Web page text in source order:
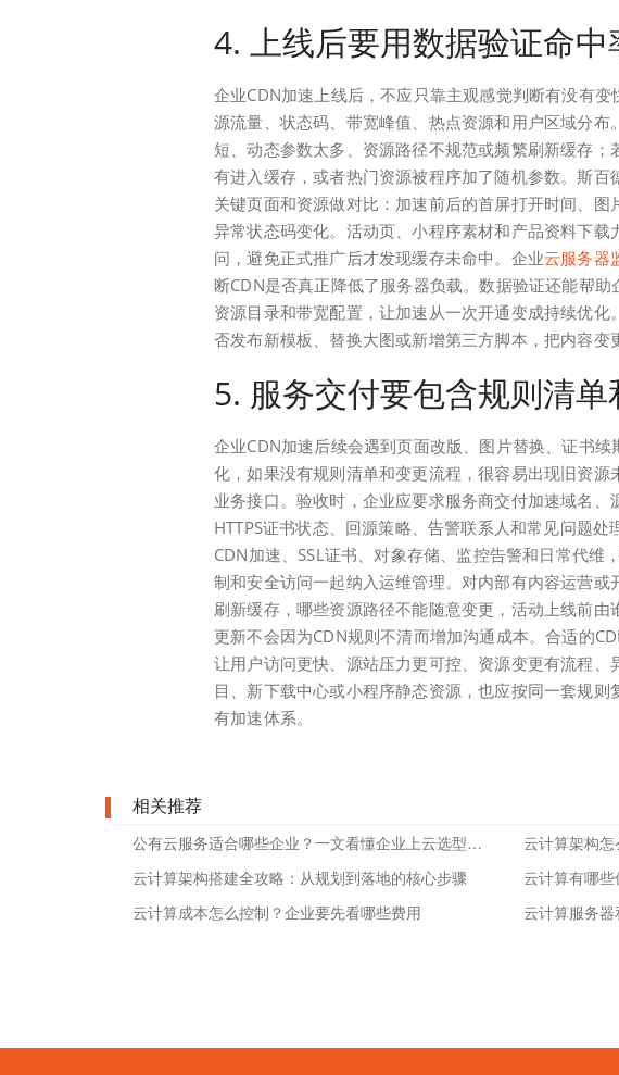
4. 上线后要用数据验证命
企业CDN加速上线后，不应只靠主观感觉判断有没有
源流量、状态码、带宽峰值、热点资源和用户区域分
短、动态参数太多、资源路径不规范或频繁刷新缓存
有进入缓存，或者热门资源被程序加了随机参数。斯
关键页面和资源做对比：加速前后的首屏打开时间、
异常状态码变化。活动页、小程序素材和产品资料下
问，避免正式推广后才发现缓存未命中。企业云服务器
断CDN是否真正降低了服务器负载。数据验证还能帮助
资源目录和带宽配置，让加速从一次开通变成持续优
否发布新模板、替换大图或新增第三方脚本，把内容变
5. 服务交付要包含规则清
企业CDN加速后续会遇到页面改版、图片替换、证书
化，如果没有规则清单和变更流程，很容易出现旧资
业务接口。验收时，企业应要求服务商交付加速域名、
HTTPS证书状态、回源策略、告警联系人和常见问题处
CDN加速、SSL证书、对象存储、监控告警和日常代维
制和安全访问一起纳入运维管理。对内部有内容运营
刷新缓存，哪些资源路径不能随意变更，活动上线前
更新不会因为CDN规则不清而增加沟通成本。合适的
让用户访问更快、源站压力更可控、资源变更有流程
目、新下载中心或小程序静态资源，也应按同一套规
有加速体系。
相关推荐
公有云服务适合哪些企业？一文看懂企业上云选型标准
云计算架构
云计算架构搭建全攻略：从规划到落地的核心步骤
云计算有哪些
云计算成本怎么控制？企业要先看哪些费用